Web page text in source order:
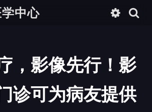
中心
，影像先行！影
诊可为病友提供